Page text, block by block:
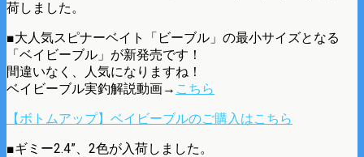
荷しました。
■大人気スピナーベイト「ビーブル」の最小サイズとなる
「ベイビーブル」が新発売です！
間違いなく、人気になりますね！
ベイビーブル実釣解説動画→ こちら
【ボトムアップ】ベイビーブルのご購入はこちら
■ギミー2.4”、2色が入荷しました。